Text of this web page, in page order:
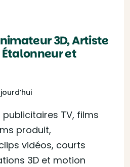
3D, Artiste
Étalonneur et
TV, films
produit,
vidéos, courts
3D et motion